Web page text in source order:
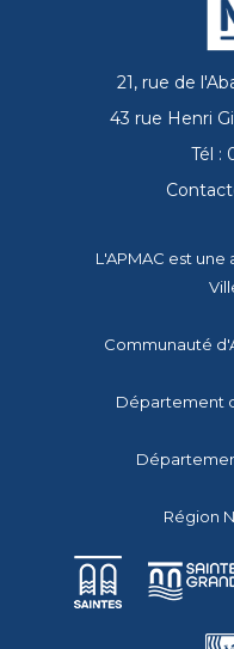
21, rue de
43 rue Henri
Tél :
L'APMAC est
Communauté
Département
Région